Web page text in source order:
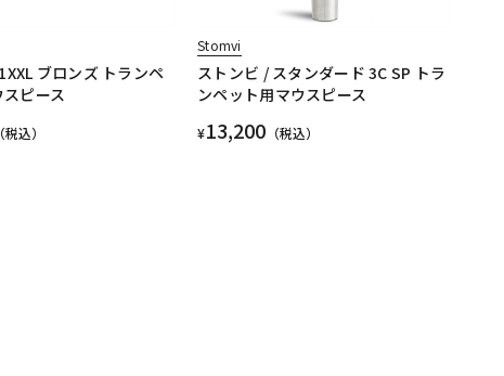
ブロンズ トランペ
ピース
税込）
Stomvi
ストンビ / スタンダード 3C SP トラ
ンペット用マウスピース
¥13,200 （税込）